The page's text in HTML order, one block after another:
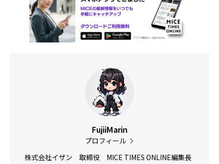
FujiiMarin
プロフィール
株式会社イザン 取締役 MICE TIMES ONLINE編集長